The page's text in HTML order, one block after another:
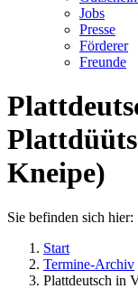
Jobs
Presse
Förderer
Freunde
Kneipe)
Sie befinden sich hier:
Start
Termine-Archiv
Plattdeutsch in